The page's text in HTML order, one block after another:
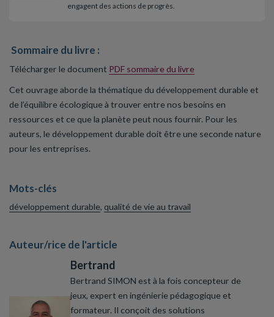
engagent des actions de progrès.
Sommaire du livre :
Télécharger le document PDF sommaire du livre
Cet ouvrage aborde la thématique du développement durable et
de l’équilibre écologique à trouver entre nos besoins en
ressources et ce que la planète peut nous fournir. Pour les
auteurs, le développement durable doit être une seconde nature
pour les entreprises.
Mots-clés
développement durable, qualité de vie au travail
Auteur/rice de l'article
Bertrand
Bertrand SIMON est à la fois concepteur de
jeux, expert en ingénierie pédagogique et
formateur. Il conçoit des solutions